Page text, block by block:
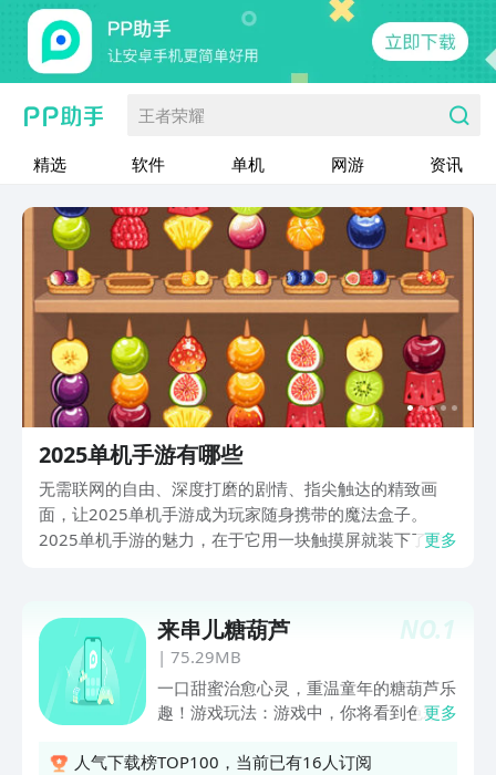
王者荣耀
精选 软件 单机 网游 资讯
2025单机手游有哪些
无需联网的自由、深度打磨的剧情、指尖触达的精致画
面，让2025单机手游成为玩家随身携带的魔法盒子。
2025单机手游的魅力，在于它用一块触摸屏就装下了整
些单机手游的顶尖创意与黑科技，成为你掌中的游戏宇宙
吧！
更多
NO.1
来串儿糖葫芦
| 75.29MB
一口甜蜜治愈心灵，重温童年的糖葫芦乐
趣！游戏玩法：游戏中，你将看到色彩缤
上。只需轻轻点击相邻的水果，即可交换
更多
人气下载榜TOP100，当前已有16人订阅